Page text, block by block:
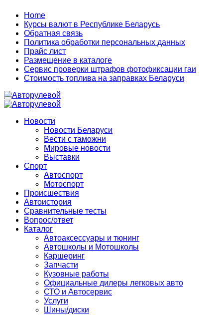
Home
Курсы валют в Республике Беларусь
Обратная связь
Политика обработки персональных данных
Прайс лист
Размещение в каталоге
Сервис проверки штрафов фотофиксации гаи
Стоимость топлива на заправках Беларуси
Сайт про автомобили
Новости
Новости Беларуси
Вести с таможни
Мировые новости
Выставки
Спорт
Автоспорт
Мотоспорт
Происшествия
Автоистория
Сравнительные тесты
Вопрос/ответ
Каталог
Автоакcессуары и тюнинг
Автошколы и Мотошколы
Каршеринг
Запчасти
Кузовные работы
Официальные дилеры легковых авто
СТО и Автосервис
Услуги
Шины/диски